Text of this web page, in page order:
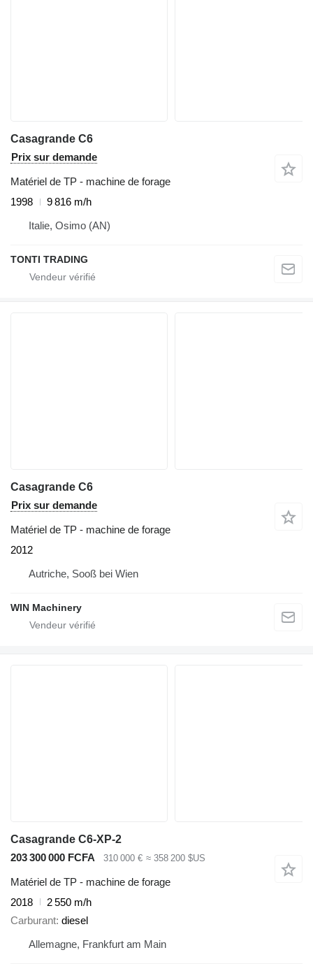
Casagrande C6
Prix sur demande
Matériel de TP - machine de forage
1998
9 816 m/h
Italie, Osimo (AN)
TONTI TRADING
Casagrande C6
Prix sur demande
Matériel de TP - machine de forage
2012
Autriche, Sooß bei Wien
WIN Machinery
Casagrande C6-XP-2
203 300 000 FCFA
310 000 € ≈ 358 200 $US
Matériel de TP - machine de forage
2018
2 550 m/h
Carburant diesel
Allemagne, Frankfurt am Main